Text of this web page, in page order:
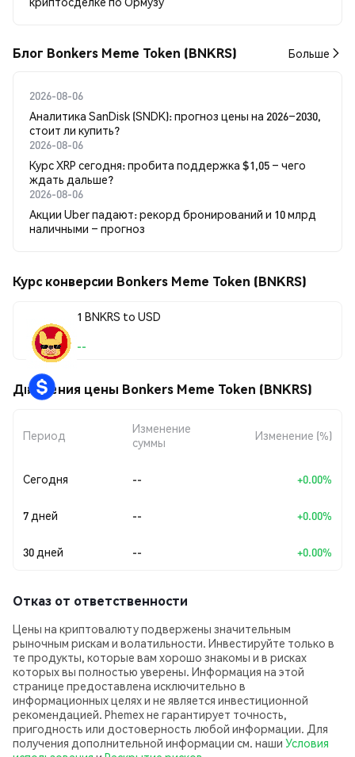
Блог Bonkers Meme Token (BNKRS) Больше
2026-08-06
Аналитика SanDisk (SNDK): прогноз цены на 2026–2030,
стоит ли купить?
2026-08-06
Курс XRP сегодня: пробита поддержка $1,05 – чего
ждать дальше?
2026-08-06
Акции Uber падают: рекорд бронирований и 10 млрд
наличными – прогноз
Курс конверсии Bonkers Meme Token (BNKRS)
1 BNKRS to USD
--
Движения цены Bonkers Meme Token (BNKRS)
Период
Изменение
суммы
Изменение (%)
Сегодня -- +0.00%
7 дней -- +0.00%
30 дней -- +0.00%
Отказ от ответственности
Цены на криптовалюту подвержены значительным
рыночным рискам и волатильности. Инвестируйте только в
те продукты, которые вам хорошо знакомы и в рисках
которых вы полностью уверены. Информация на этой
странице предоставлена исключительно в
информационных целях и не является инвестиционной
рекомендацией. Phemex не гарантирует точность,
пригодность или достоверность любой информации. Для
получения дополнительной информации см. наши Условия